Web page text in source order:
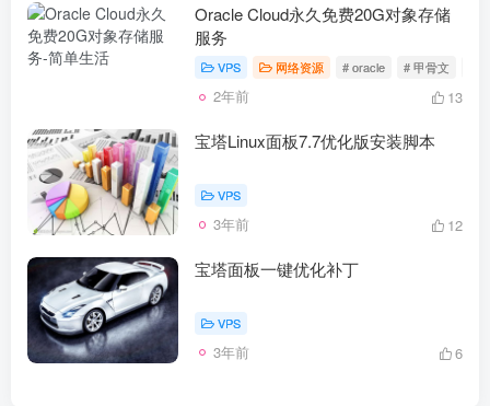
Oracle Cloud永久免费20G对象存储
服务
VPS 网络资源 # oracle # 甲骨文
2年前 13
宝塔Linux面板7.7优化版安装脚本
VPS
3年前 12
宝塔面板一键优化补丁
VPS
3年前 6